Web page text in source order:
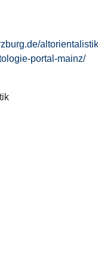
portal-mainz/